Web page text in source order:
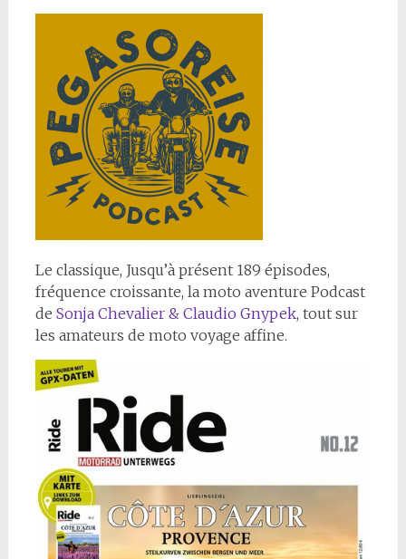
Le classique, Jusqu’à présent 189 épisodes,
fréquence croissante, la moto aventure Podcast
de Sonja Chevalier & Claudio Gnypek, tout sur
les amateurs de moto voyage affine.